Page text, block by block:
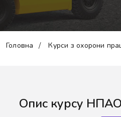
Головна Курси з охорони
Опис курсу